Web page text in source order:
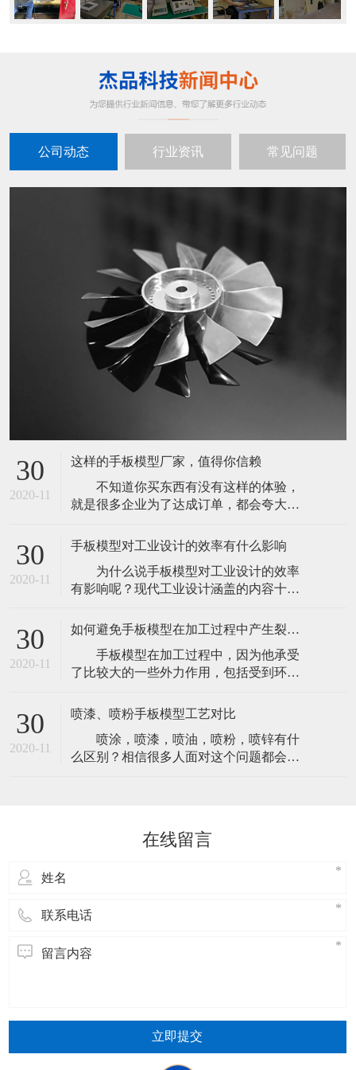
公司动态 行业资讯 常见问题
30
2020-11
这样的手板模型厂家，值得你信赖
不知道你买东西有没有这样的体验，
就是很多企业为了达成订单，都会夸大或
是，往往等到客户下单之后，体验又非常
的不好。其实定制手板模型，也经常会出
现这样的问题。因为市面上的手板模型厂
家有很多，并且很多在网络上进行宣传推
此来尽快的
30
2020-11
手板模型对工业设计的效率有什么影响
为什么说手板模型对工业设计的效率
有影响呢？现代工业设计涵盖的内容十分
轮船，无不包含着现代工业设计的影子，
同。偏重于几何图形的机械零部件可以很
好地通过计算机制图直接设计，还可以通
程度的运动
30
2020-11
如何避免手板模型在加工过程中产生裂痕或是变形
手板模型在加工过程中，因为他承受
了比较大的一些外力作用，包括受到环境
发生裂痕或是变形的状况。所以，我们为
解清楚为什么会有这方面的事故发生。然
后，来做好前期的预防工作。现在我们就
30
2020-11
喷漆、喷粉手板模型工艺对比
喷涂，喷漆，喷油，喷粉，喷锌有什
么区别？相信很多人面对这个问题都会支
称，喷漆与喷油同一种处理工艺，这里我
在线留言
立即提交